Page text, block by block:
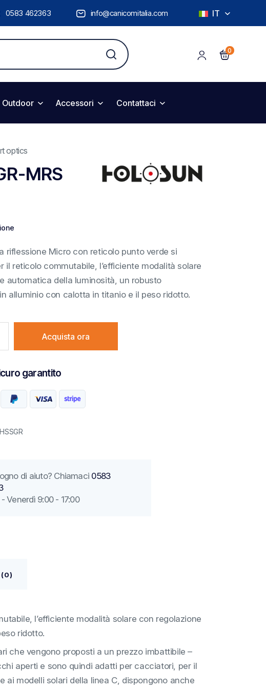
0583 462363 info@canicomitalia.com IT
0
Outdoor Accessori Contattaci
optics
MRS
riflessione Micro con reticolo punto verde si
il reticolo commutabile, l’efficiente modalità solare
automatica della luminosità, un robusto
alluminio con calotta in titanio e il peso ridotto.
Acquista ora
garantito
di aiuto? Chiamaci 0583
Venerdì 9:00 - 17:00
(0)
l’efficiente modalità solare con regolazione
ridotto.
che vengono proposti a un prezzo imbattibile –
aperti e sono quindi adatti per cacciatori, per il
ai modelli solari della linea C, dispongono anche